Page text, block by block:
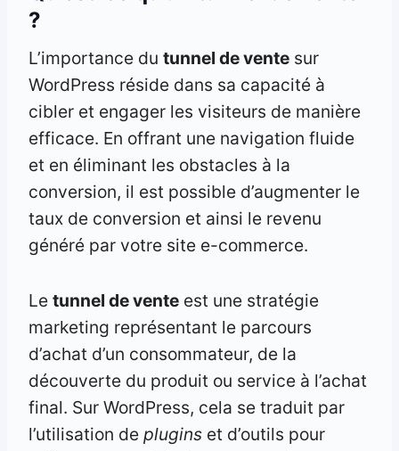
?
L’importance du tunnel de vente sur
WordPress réside dans sa capacité à
cibler et engager les visiteurs de manière
efficace. En offrant une navigation fluide
et en éliminant les obstacles à la
conversion, il est possible d’augmenter le
taux de conversion et ainsi le revenu
généré par votre site e-commerce.
Le tunnel de vente est une stratégie
marketing représentant le parcours
d’achat d’un consommateur, de la
découverte du produit ou service à l’achat
final. Sur WordPress, cela se traduit par
l’utilisation de plugins et d’outils pour